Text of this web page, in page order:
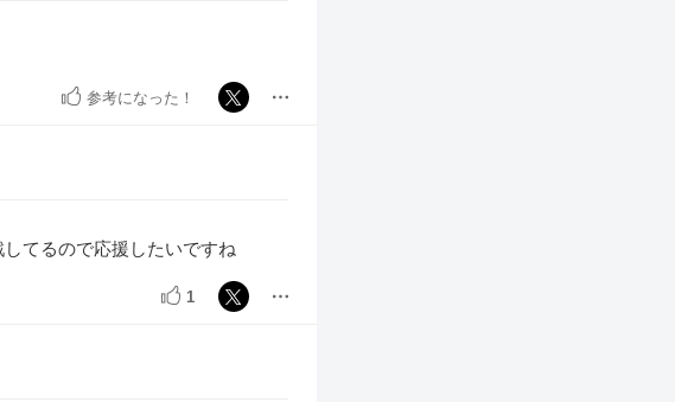
参考になった！
てるので応援したいですね
1